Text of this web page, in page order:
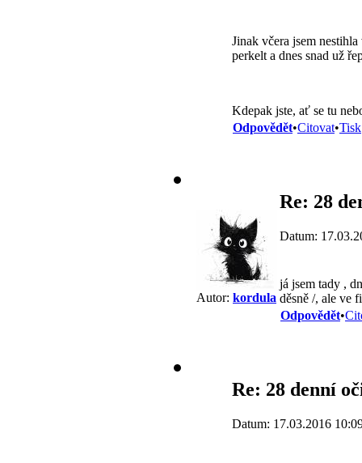
Jinak včera jsem
perkelt a dnes snad už
Kdepak jste, ať se tu
Odpovědět•Citovat•Tisk
Autor: kordula
Re: 28
Datum:
já jsem tady ,
děsně /, ale ve
Odpovědět•
Re: 28 denní
Datum: 17.03.2016